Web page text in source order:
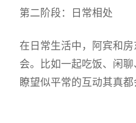
第二阶段：日常相处
在日常生活中，阿宾和
会。比如一起吃饭、闲
瞭望似平常的互动其真都